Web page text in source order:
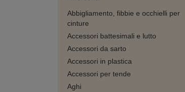
Abbigliamento, fibbie e occhielli per
cinture
Accessori battesimali e lutto
Accessori da sarto
Accessori in plastica
Accessori per tende
Aghi